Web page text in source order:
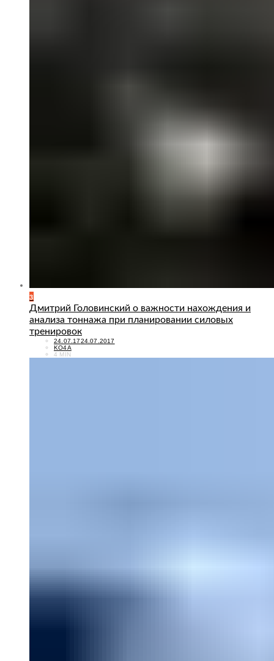
3
Дмитрий Головинский о важности нахождения и
анализа тоннажа при планировании силовых
тренировок
POSTED
ON
24.07.1724.07.2017
KO4A
4 MIN